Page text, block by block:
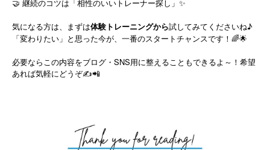
🤝 継続のコツは「相性のいいトレーナー探し」✨
気になる方は、まずは体験トレーニングから試してみてくださいね♪
「変わりたい」と思った今が、一番のスタートチャンスです！🌈🌟
必要ならこの内容をブログ・ SNS用に整えることもできるよ～！希望
あれば気軽にどうぞ✍️📲